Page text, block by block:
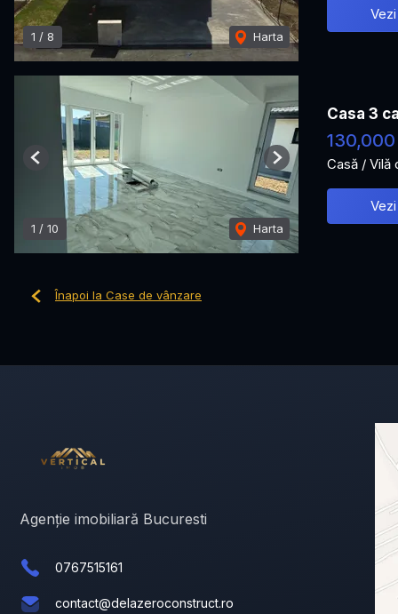
1 / 8 Harta
1 / 10 Harta
Previous Next
Casa 3
Casă / Vilă
Înapoi la Case de vânzare
Agenție imobiliară Bucuresti
0767515161
contact@delazeroconstruct.ro